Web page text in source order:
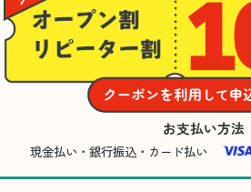
お支払い方法
現金払い・銀行振込・カード払い